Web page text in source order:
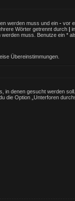
werden muss und ein - vor
Wörter getrennt durch |
muss. Benutze ein *
Übereinstimmungen.
in denen gesucht werden
die Option „Unterforen